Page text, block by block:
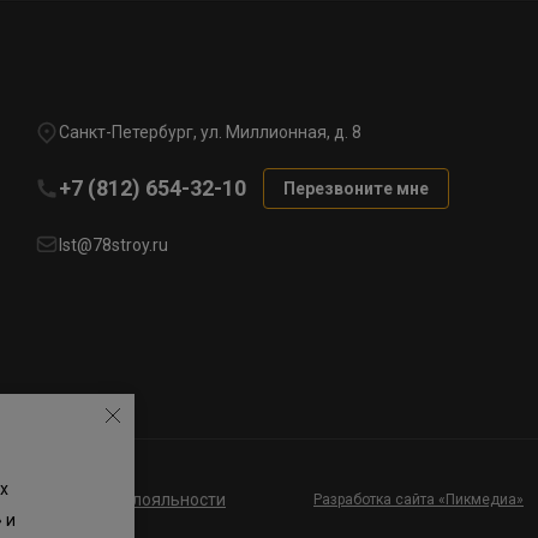
Санкт-Петербург, ул. Миллионная, д. 8
+7 (812) 654-32-10 Перезвоните мне
lst@78stroy.ru
к программе лояльности Разработка сайта «Пикмедиа»
и